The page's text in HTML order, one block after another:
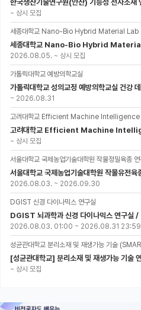
한국생산기술연구원(안산) 기능성 전자소재
~ 상시 모집
세종대학교 Nano-Bio Hybrid Material Lab
세종대학교 Nano-Bio Hybrid Material
2026.08.05. ~ 상시 모집
가톨릭대학교 예방의학교실
가톨릭대학교 성의교정 예방의학교실 건강
~ 2026.08.31
고려대학교 Efficient Machine
고려대학교 Efficient Machine
~ 상시 모집
서울대학교 국제농업기술대학원 작물정밀육종 연
서울대학교 국제농업기술대학원 작물유전육
2026.08.03. ~ 2026.09.30
DGIST 신경 다이나믹스 연구실
DGIST 뇌과학과 신경 다이나믹스 연구실
2026.08.03. 01:00 ~ 2026.08.31 23:59
성균관대학교 분리소재 및 재생가능 기술
~ 상시 모집